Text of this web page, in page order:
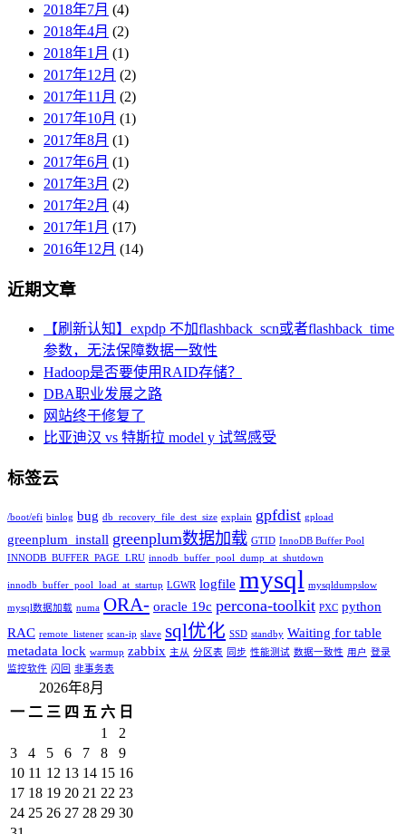
2018年7月 (4)
2018年4月 (2)
2018年1月 (1)
2017年12月 (2)
2017年11月 (2)
2017年10月 (1)
2017年8月 (1)
2017年6月 (1)
2017年3月 (2)
2017年2月 (4)
2017年1月 (17)
2016年12月 (14)
近期文章
【刷新认知】expdp 不加flashback_scn或者flashback_time
参数，无法保障数据一致性
Hadoop是否要使用RAID存储？
DBA职业发展之路
网站终于修复了
比亚迪汉 vs 特斯拉 model y 试驾感受
标签云
/boot/efi binlog bug db_recovery_file_dest_size explain gpfdist gpload
greenplum_install greenplum数据加载 GTID InnoDB Buffer Pool
INNODB_BUFFER_PAGE_LRU innodb_buffer_pool_dump_at_shutdown
innodb_buffer_pool_load_at_startup LGWR logfile mysql mysqldumpslow
mysql数据加载 numa ORA- oracle 19c percona-toolkit PXC python
RAC remote_listener scan-ip slave sql优化 SSD standby Waiting for table
metadata lock warmup zabbix 主从 分区表 同步 性能测试 数据一致性 用户 登录
监控软件 闪回 非事务表
2026年8月
一 二 三 四 五 六 日
1
2
3
4 5 6 7 8
9
10 11 12 13 14 15 16
17 18 19 20 21 22 23
24 25 26 27 28 29 30